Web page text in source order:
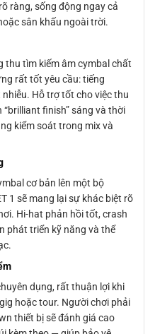
ràng, sống động ngay cả
sân khấu ngoài trời.
thu tìm kiếm âm cymbal chất
rất tốt yêu cầu: tiếng
Hỗ trợ tốt cho việc thu
finish” sáng và thời
kiểm soát trong mix và
cơ bản lên một bộ
1 sẽ mang lại sự khác biệt rõ
Hi-hat phản hồi tốt, crash
phát triển kỹ năng và thể
dụng, rất thuận lợi khi
hoặc tour. Người chơi phải
thiết bị sẽ đánh giá cao